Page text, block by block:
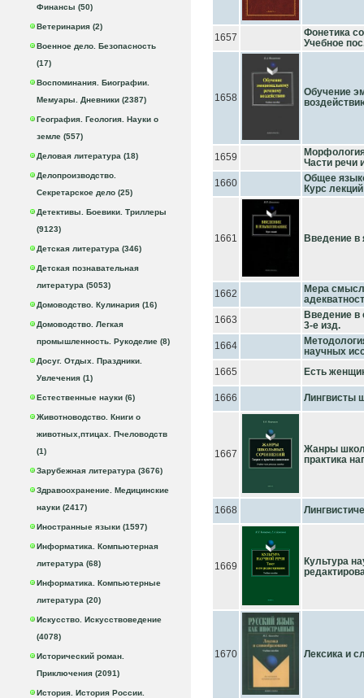
Финансы (50)
Ветеринария (2)
Военное дело. Безопасность
(17)
Воспоминания. Биографии.
Мемуары. Дневники (2387)
География. Геология. Науки о
земле (557)
Деловая литература (18)
Делопроизводство.
Секретарское дело (25)
Детективы. Боевики. Триллеры
(9123)
Детская литература (346)
Детская познавательная
литература (5053)
Домоводство. Кулинария (16)
Домоводство. Легкая
промышленность. Рукоделие (8)
Досуг. Отдых. Праздники.
Увлечения (1)
Естественные науки (6)
Животноводство. Книги о
животных,птицах. Пчеловодств
(1)
Зарубежная литература (3676)
Здравоохранение. Медицинские
науки (2417)
Иностранные языки (1597)
Информатика. Компьютерная
литература (68)
Информатика. Компьютерные
литература (20)
Искусство. Искусствоведение
(4078)
Исторический роман.
Приключения (2091)
История. История России.
1657
Фонетика
Учебное
1658
Обучение
1659
Части речи
1660
Общее
Курс лекций
1661 Введение в
1662
Мера
1663
Введение
3-е изд.
1664
научных
1665
Есть
1666 Лингвисты
1667
Жанры
практика
1668
1669
Культура
1670 Лексика и